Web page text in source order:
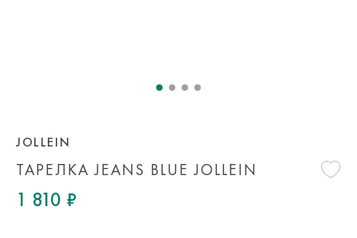
ТАРЕЛКА JEANS BLUE JOLLEIN
JOLLEIN
1 810 ₽